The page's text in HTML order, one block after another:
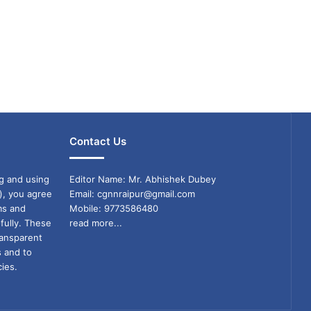
and using
you agree
and
These
and to
Contact Us
Editor Name: Mr. Abhishek Dubey
Email: cgnnraipur@gmail.com
Mobile: 9773586480
read more...